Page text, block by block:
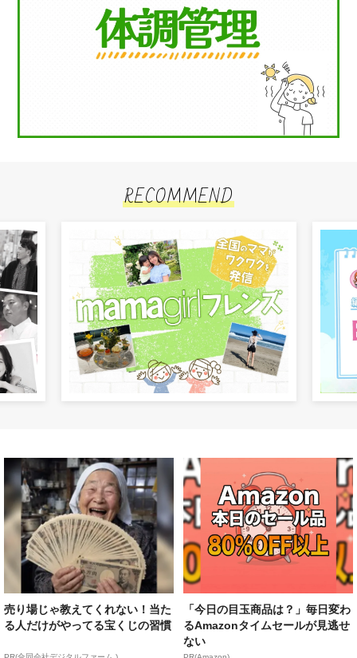
RECOMMEND
売り場じゃ教えてくれない！当た
る人だけがやってる宝くじの習慣
「今日の目玉商品は？」毎日変わ
るAmazonタイムセールが見逃せ
ない